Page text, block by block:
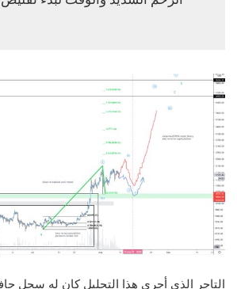
التاجر الذي أجرى هذا التحليل كان له سجل